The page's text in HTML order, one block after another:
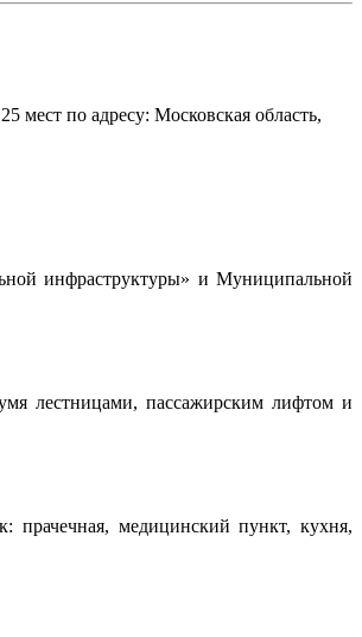
мест по адресу: Московская область,
инфраструктуры» и Муниципальной
лестницами, пассажирским лифтом и
прачечная, медицинский пункт, кухня,